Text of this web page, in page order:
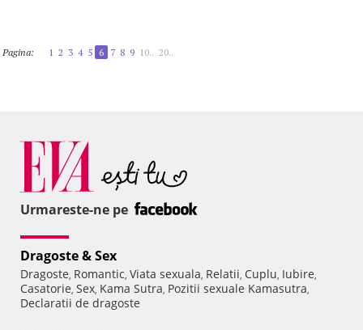
Pagina: 1 2 3 4 5 6 7 8 9 10.. 20..
Urmareste-ne pe
Dragoste & Sex
Dragoste, Romantic, Viata sexuala, Relatii, Cuplu, Iubire,
Casatorie, Sex, Kama Sutra, Pozitii sexuale Kamasutra,
Declaratii de dragoste